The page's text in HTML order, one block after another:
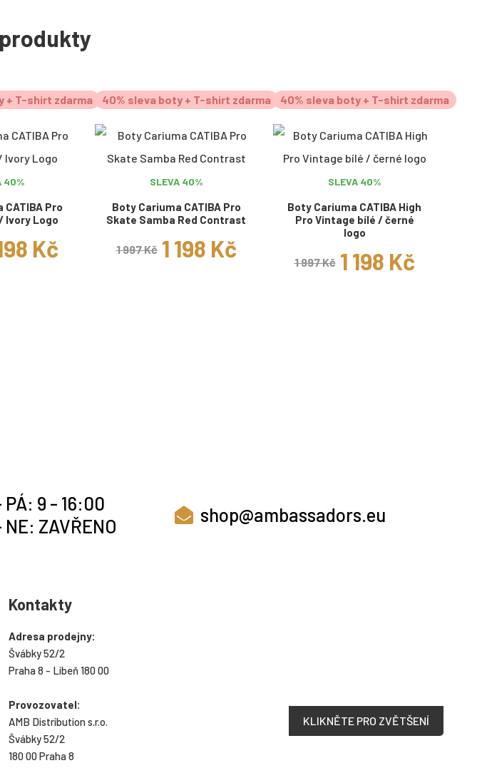
+ T-shirt zdarma
40%
Pro
Ivory Logo
Kč
40% sleva boty + T-shirt zdarma
SLEVA 40%
Boty Cariuma CATIBA Pro
Skate Samba Red Contrast
1 997 Kč 1 198 Kč
40% sleva boty + T-shirt zdarma
SLEVA 40%
Boty Cariuma CATIBA High
Pro Vintage bílé / černé
logo
1 997 Kč 1 198 Kč
PÁ: 9 - 16:00
NE: ZAVŘENO
shop@ambassadors.eu
Kontakty
Adresa prodejny:
Švábky 52/2
Praha 8 - Libeň 180 00
Provozovatel:
AMB Distribution s.r.o.
Švábky 52/2
180 00 Praha 8
KLIKNĚTE PRO ZVĚTŠENÍ